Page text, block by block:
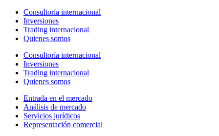
Consultoría internacional
Inversiones
Trading internacional
Quienes somos
Consultoría internacional
Inversiones
Trading internacional
Quienes somos
Entrada en el mercado
Análisis de mercado
Servicios jurídicos
Representación comercial